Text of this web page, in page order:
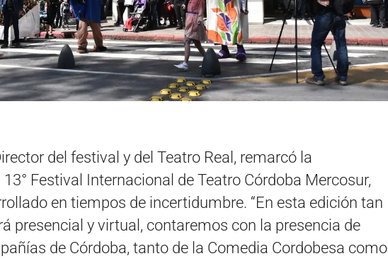
del festival y del Teatro Real, remarcó la
Festival Internacional de Teatro Córdoba Mercosur,
en tiempos de incertidumbre. “En esta edición tan
presencial y virtual, contaremos con la presencia de
de Córdoba, tanto de la Comedia Cordobesa como